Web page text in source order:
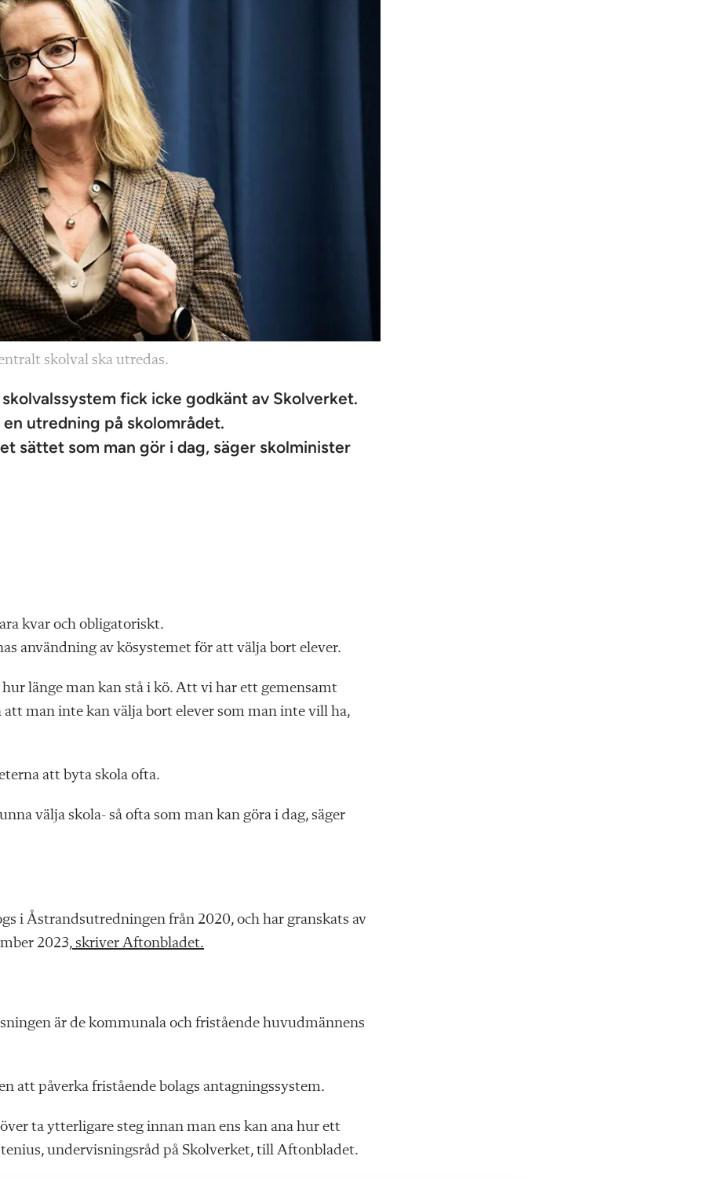
skolval ska utredas.
fick icke godkänt av Skolverket.
utredning på skolområdet.
sättet som man gör i dag, säger skolminister
kvar och obligatoriskt.
användning av kösystemet för att välja bort elever.
länge man kan stå i kö. Att vi har ett gemensamt
man inte kan välja bort elever som man inte vill ha,
att byta skola ofta.
välja skola- så ofta som man kan göra i dag, säger
i Åstrandsutredningen från 2020, och har granskats av
2023,skriver Aftonbladet.
är de kommunala och fristående huvudmännens
att påverka fristående bolags antagningssystem.
ta ytterligare steg innan man ens kan ana hur ett
undervisningsråd på Skolverket, till Aftonbladet.